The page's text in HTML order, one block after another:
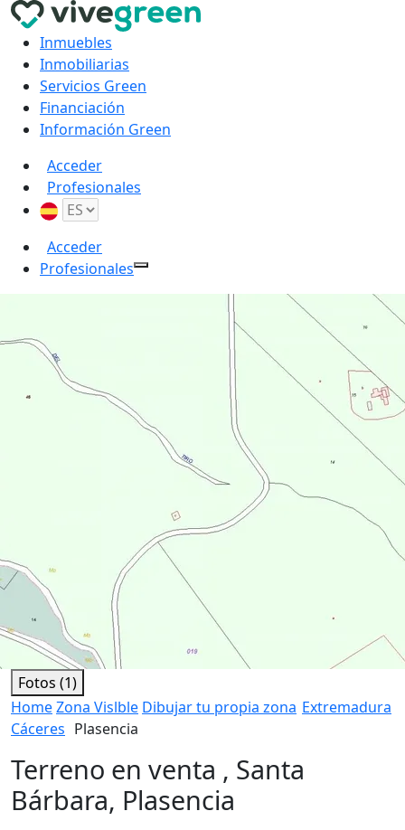
Inmuebles
Inmobiliarias
Servicios Green
Financiación
Información Green
Acceder
Profesionales
Acceder
Profesionales
Fotos (1)
HomeZona Vislble Dibujar tu propia zona Extremadura
Cáceres Plasencia
Terreno en venta , Santa
Bárbara, Plasencia